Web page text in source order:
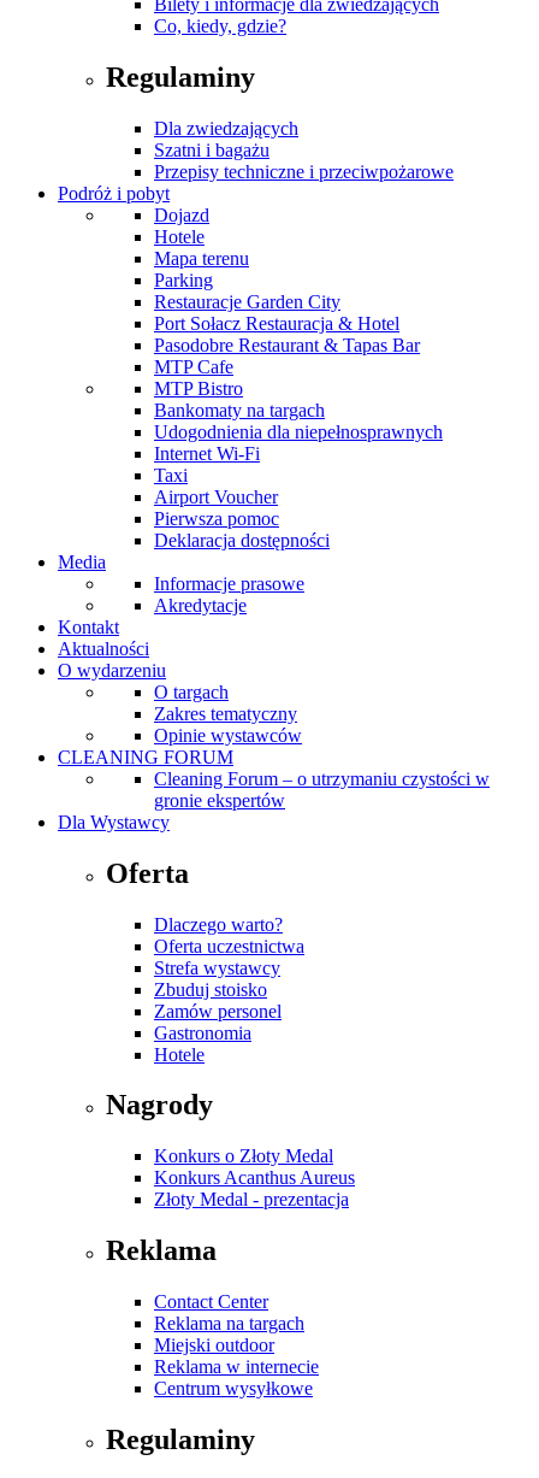
Co, kiedy, gdzie?
Regulaminy
Dla zwiedzających
Szatni i bagażu
Przepisy techniczne i przeciwpożarowe
Podróż i pobyt
Dojazd
Hotele
Mapa terenu
Parking
Restauracje Garden City
Port Sołacz Restauracja & Hotel
Pasodobre Restaurant & Tapas Bar
MTP Cafe
MTP Bistro
Bankomaty na targach
Udogodnienia dla niepełnosprawnych
Internet Wi-Fi
Taxi
Airport Voucher
Pierwsza pomoc
Deklaracja dostępności
Media
Informacje prasowe
Akredytacje
Kontakt
Aktualności
O wydarzeniu
O targach
Zakres tematyczny
Opinie wystawców
CLEANING FORUM
Cleaning Forum – o utrzymaniu czystości w
gronie ekspertów
Dla Wystawcy
Oferta
Dlaczego warto?
Oferta uczestnictwa
Strefa wystawcy
Zbuduj stoisko
Zamów personel
Gastronomia
Hotele
Nagrody
Konkurs o Złoty Medal
Konkurs Acanthus Aureus
Złoty Medal - prezentacja
Reklama
Contact Center
Reklama na targach
Miejski outdoor
Reklama w internecie
Centrum wysyłkowe
Regulaminy